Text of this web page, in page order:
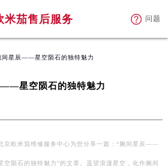
米茄售后服务 问题
间星辰——星空陨石的独特魅力
——星空陨石的独特魅力
京欧米茄维修服务中心为您分享一篇：“腕间星辰——
空陨石的独特魅力”的文章。遥望浪漫星空，化作腕间